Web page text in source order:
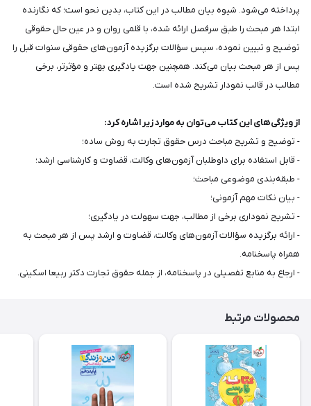
پرداخته می‌شود. شیوه بیان مطالب در این کتاب، بدین نحو است؛ که نگارنده
ابتدا هر مبحث را طبق سرفصل ارائه شده، با قلمی روان و در عین حال حقوقی
توضیح و تبیین نموده، سپس سؤالات برگزیده آزمون‌های حقوقی سنوات قبل را
پس از هر مبحث بیان می‌کند. همچنین جهت یادگیری بهتر و مؤثرتر، برخی
مطالب در قالب نمودار تشریح شده است.
از ویژگی‌های این کتاب می‌توان به موارد زیر اشاره کرد:
- توضیح و تشریح مباحث درس حقوق تجارت به روش ساده؛
- قابل استفاده برای داوطلبان آزمون‌‌های وکالت، قضاوت و کارشناسی ارشد؛
- طبقه‌بندی موضوعی مباحث؛
- بیان نکات مهم آزمونی؛
- تشریح نموداری برخی از مطالب، جهت سهولت در یادگیری؛
- ارائه برگزیده سؤالات آزمون‌های وکالت، قضاوت و ارشد پس از هر مبحث به
همراه پاسخنامه.
- ارجاع به منابع تفصیلی در پاسخنامه، از جمله حقوق تجارت دکتر ربیعا اسکینی.
محصولات مرتبط